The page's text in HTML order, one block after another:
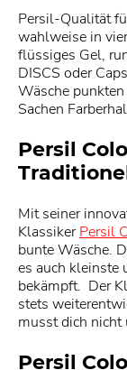
Persil-Qualität
wahlweise in
flüssiges Gel,
DISCS oder
Wäsche
Sachen
Persil
Mit seiner
KlassikerPersil
bunte Wäsche.
es auch kleinste
bekämpft. Der
stets
musst dich nicht
Persil